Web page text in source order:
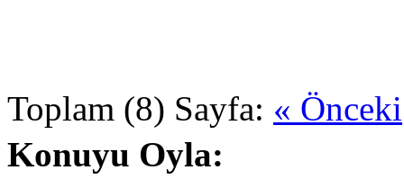
Toplam (8) Sayfa: « Önceki
Konuyu Oyla: